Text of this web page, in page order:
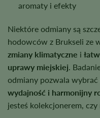
aromaty i efekty
Niektóre odmiany są
hodowców z Brukseli ze
zmiany klimatyczne i
uprawy miejskiej.
odmiany pozwala
wydajność i harmonijny
jesteś kolekcjonerem,